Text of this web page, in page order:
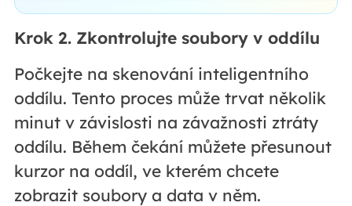
Krok 2. Zkontrolujte soubory v oddílu
Počkejte na skenování inteligentního
oddílu. Tento proces může trvat několik
minut v závislosti na závažnosti ztráty
oddílu. Během čekání můžete přesunout
kurzor na oddíl, ve kterém chcete
zobrazit soubory a data v něm.